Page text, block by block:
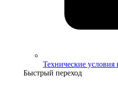
Технические
Быстрый переход